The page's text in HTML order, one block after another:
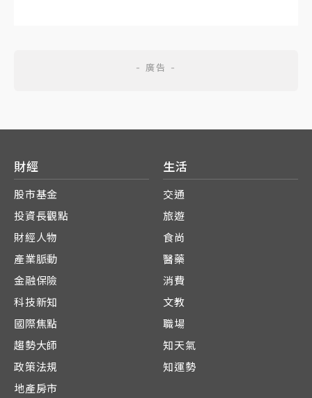
財經
股市基金
投資長觀點
財經人物
產業脈動
金融保險
科技新知
國際焦點
趨勢大師
政策法規
地產房市
生活
交通
旅遊
食尚
醫藥
消費
文教
職場
知天氣
知運勢